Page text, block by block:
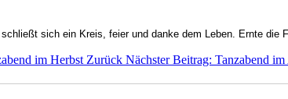
schließt sich ein Kreis, feier und danke dem Leben. Ernte
im Herbst Zurück Nächster Beitrag: Tanzabend